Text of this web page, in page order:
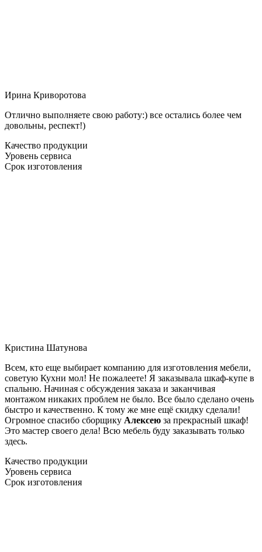
Ирина Криворотова
Отлично выполняете свою работу:) все остались более чем
довольны, респект!)
Качество продукции
Уровень сервиса
Срок изготовления
Кристина Шатунова
Всем, кто еще выбирает компанию для изготовления мебели,
советую Кухни мол! Не пожалеете! Я заказывала шкаф-купе в
спальню. Начиная с обсуждения заказа и заканчивая
монтажом никаких проблем не было. Все было сделано очень
быстро и качественно. К тому же мне ещё скидку сделали!
Огромное спасибо сборщику Алексею за прекрасный шкаф!
Это мастер своего дела! Всю мебель буду заказывать только
здесь.
Качество продукции
Уровень сервиса
Срок изготовления